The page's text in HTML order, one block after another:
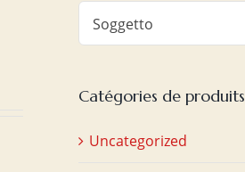
Soggetto
Catégories de produits
Uncategorized